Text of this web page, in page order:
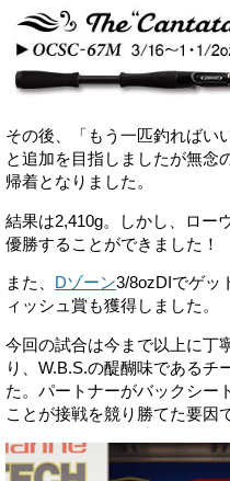
その後、「もう一匹釣ればい
と追加を目指しましたが無念
帰着となりました。
結果は2,410g。しかし、ロー
優勝することができました！
また、 Dゾーン3/8ozDIでゲッ
ィッシュ賞も獲得しました。
今回の試合は今まで以上に丁
り、W.B.S.の醍醐味であるチ
た。パートナーがバックシー
ことが接戦を競り勝てた要因